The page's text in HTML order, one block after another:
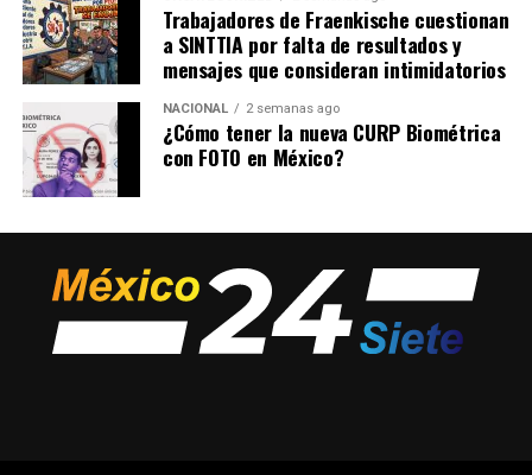
Trabajadores de Fraenkische cuestionan
a SINTTIA por falta de resultados y
mensajes que consideran intimidatorios
NACIONAL 2 semanas ago
¿Cómo tener la nueva CURP Biométrica
con FOTO en México?